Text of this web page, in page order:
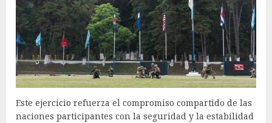
Este ejercicio refuerza el compromiso compartido de las
naciones participantes con la seguridad y la estabilidad